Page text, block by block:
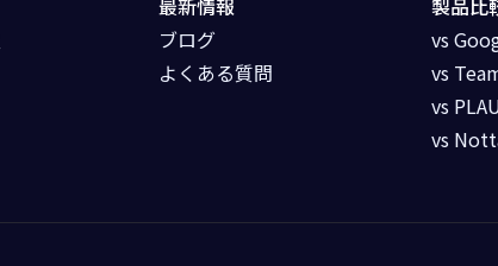
最新情報
ブログ
よくある質問
製品比
vs
vs
vs
vs